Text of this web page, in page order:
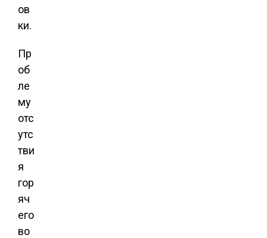
ов
ки.
Пр
об
ле
му
отс
утс
тви
я
гор
яч
его
во